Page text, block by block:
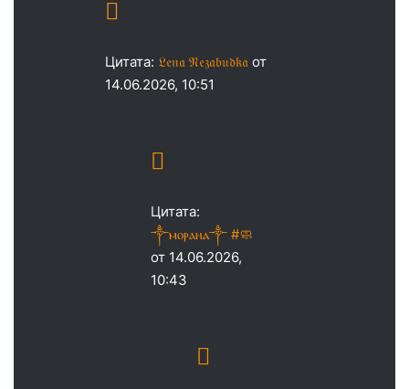
Цитата: 𝔏𝔢𝔫𝔞 𝔑𝔢𝔷𝔞𝔟𝔲𝔡𝔨𝔞 от
14.06.2026, 10:51
Цитата:
༒ⲙⲟⲣⲁⲏⲁ༒ #🧼
от 14.06.2026,
10:43